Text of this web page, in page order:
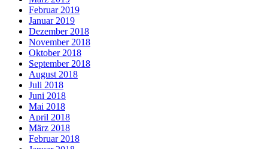
Februar 2019
Januar 2019
Dezember 2018
November 2018
Oktober 2018
September 2018
August 2018
Juli 2018
Juni 2018
Mai 2018
April 2018
März 2018
Februar 2018